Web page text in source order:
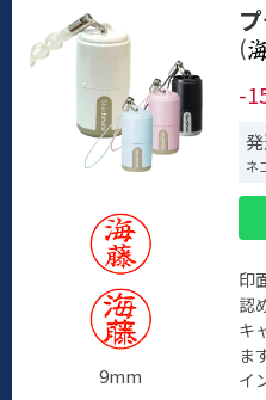
9mm
(
-
ネ
印
認
キ
ま
イ